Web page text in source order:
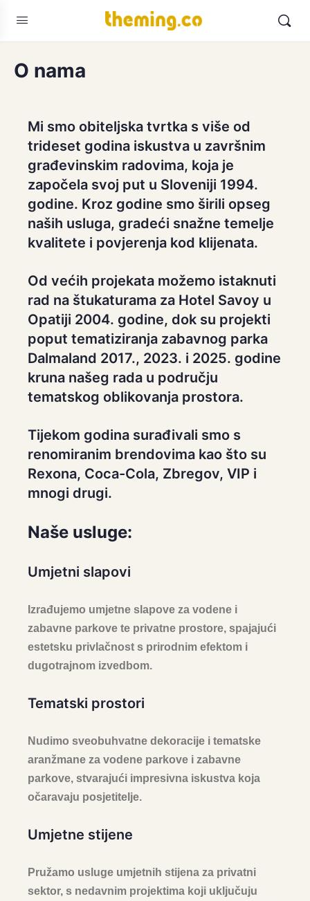
O nama
Mi smo obiteljska tvrtka s više od
trideset godina iskustva u završnim
građevinskim radovima, koja je
započela svoj put u Sloveniji 1994.
godine. Kroz godine smo širili opseg
naših usluga, gradeći snažne temelje
kvalitete i povjerenja kod klijenata.
Od većih projekata možemo istaknuti
rad na štukaturama za Hotel Savoy u
Opatiji 2004. godine, dok su projekti
poput tematiziranja zabavnog parka
Dalmaland 2017., 2023. i 2025. godine
kruna našeg rada u području
tematskog oblikovanja prostora.
Tijekom godina surađivali smo s
renomiranim brendovima kao što su
Rexona, Coca-Cola, Zbregov, VIP i
mnogi drugi.
Naše usluge:
Umjetni slapovi
Izrađujemo umjetne slapove za vodene i
zabavne parkove te privatne prostore, spajajući
estetsku privlačnost s prirodnim efektom i
dugotrajnom izvedbom.
Tematski prostori
Nudimo sveobuhvatne dekoracije i tematske
aranžmane za vodene parkove i zabavne
parkove, stvarajući impresivna iskustva koja
očaravaju posjetitelje.
Umjetne stijene
Pružamo usluge umjetnih stijena za privatni
sektor, s nedavnim projektima koji uključuju